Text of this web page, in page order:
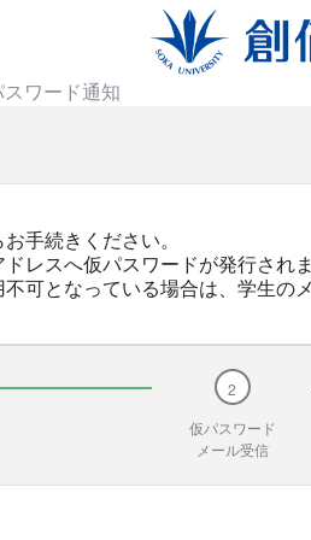
ワード通知
手続きください。
レスへ仮パスワードが発行されま
可となっている場合は、学生の
仮パスワード
メール受信